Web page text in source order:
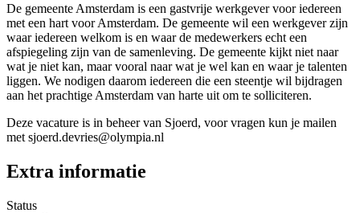
De gemeente Amsterdam is een gastvrije werkgever voor iedereen
met een hart voor Amsterdam. De gemeente wil een werkgever zijn
waar iedereen welkom is en waar de medewerkers echt een
afspiegeling zijn van de samenleving. De gemeente kijkt niet naar
wat je niet kan, maar vooral naar wat je wel kan en waar je talenten
liggen. We nodigen daarom iedereen die een steentje wil bijdragen
aan het prachtige Amsterdam van harte uit om te solliciteren.
Deze vacature is in beheer van Sjoerd, voor vragen kun je mailen
met sjoerd.devries@olympia.nl
Extra informatie
Status